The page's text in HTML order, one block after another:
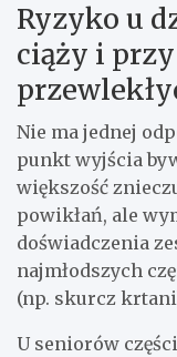
Ryzyko u
ciąży i
Nie ma jednej
punkt wyjścia
większość
powikłań, ale
doświadczenia
najmłodszych
(np. skurcz
U seniorów